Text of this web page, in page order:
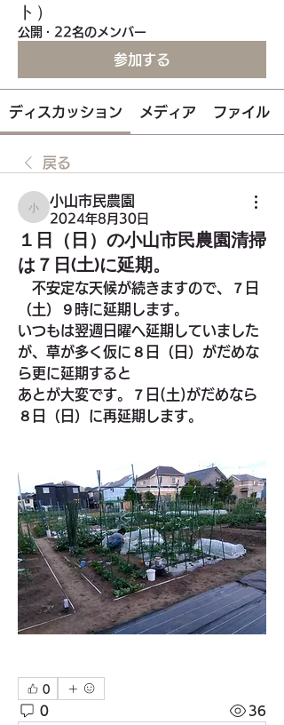
ト）
公開 · 22名のメンバー
参加する
ディスカッション メディア ファイル
戻る
小山市民農園
小山市民農園
2024年8月30日
１日（日）の小山市民農園清掃
は７日(土)に延期。
不安定な天候が続きますので、７日
（土）９時に延期します。
いつもは翌週日曜へ延期していました
が、草が多く仮に８日（日）がだめな
ら更に延期すると
あとが大変です。７日(土)がだめなら
８日（日）に再延期します。
0
0 36